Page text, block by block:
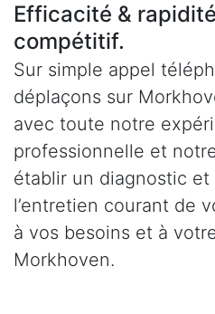
Efficacité &
compétitif.
Sur simple appel
déplaçons sur
avec toute notre
professionnelle et
établir un diagnostic et
l’entretien courant de
à vos besoins et à
Morkhoven.